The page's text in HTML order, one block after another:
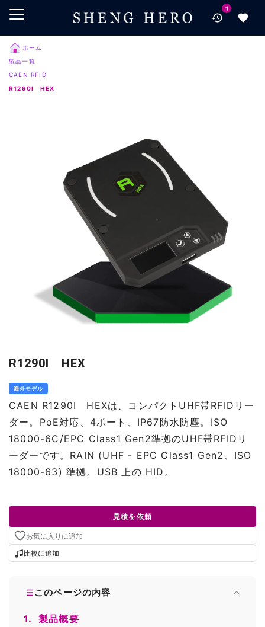
メインコンテンツにスキップ
検索にスキップ
フッターにスキップ
1
ホーム
製品一覧
CAEN RFID
R1290I HEX
R1290I HEX
海外モデル
CAEN R1290I HEXは、コンパクトUHF帯RFIDリー
ダー。PoE対応、4ポート、IP67防水防塵。ISO
18000-6C/EPC Class1 Gen2準拠のUHF帯RFIDリ
ーダーです。RAIN (UHF - EPC Class1 Gen2、ISO
18000-63) 準拠。USB 上の HID。
見積を依頼
お気に入りに追加
比較に追加
このページの内容
1.
製品概要